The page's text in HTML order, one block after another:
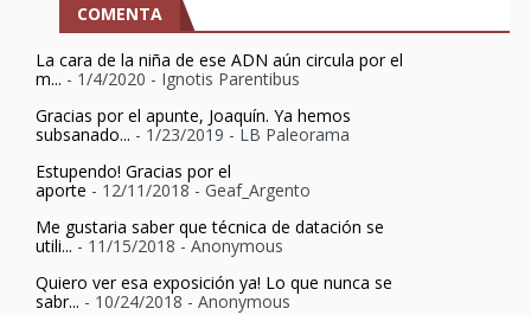
COMENTA
La cara de la niña de ese ADN aún circula por el
m... - 1/4/2020 - Ignotis Parentibus
Gracias por el apunte, Joaquín. Ya hemos
subsanado... - 1/23/2019 - LB Paleorama
Estupendo! Gracias por el
aporte - 12/11/2018 - Geaf_Argento
Me gustaria saber que técnica de datación se
utili... - 11/15/2018 - Anonymous
Quiero ver esa exposición ya! Lo que nunca se
sabr... - 10/24/2018 - Anonymous